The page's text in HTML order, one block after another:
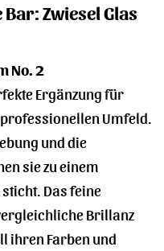
Zwiesel Glas
No. 2
Ergänzung für
Umfeld.
und die
sie zu einem
Das feine
Brillanz
ihren Farben und